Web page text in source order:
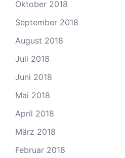
Oktober 2018
September 2018
August 2018
Juli 2018
Juni 2018
Mai 2018
April 2018
März 2018
Februar 2018